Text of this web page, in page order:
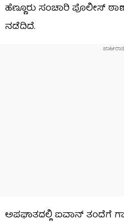
ಹೆಣ್ಣೂರು ಸಂಚಾರಿ ಪೊಲೀಸ್
ನಡೆದಿದೆ.
ಅಪಘಾತದಲ್ಲಿ ಐವಾನ್​ ತಂದೆಗೆ